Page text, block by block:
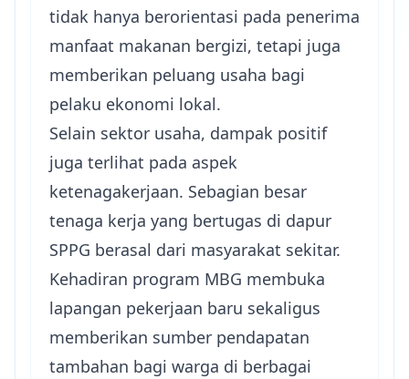
tidak hanya berorientasi pada penerima
manfaat makanan bergizi, tetapi juga
memberikan peluang usaha bagi
pelaku ekonomi lokal.
Selain sektor usaha, dampak positif
juga terlihat pada aspek
ketenagakerjaan. Sebagian besar
tenaga kerja yang bertugas di dapur
SPPG berasal dari masyarakat sekitar.
Kehadiran program MBG membuka
lapangan pekerjaan baru sekaligus
memberikan sumber pendapatan
tambahan bagi warga di berbagai